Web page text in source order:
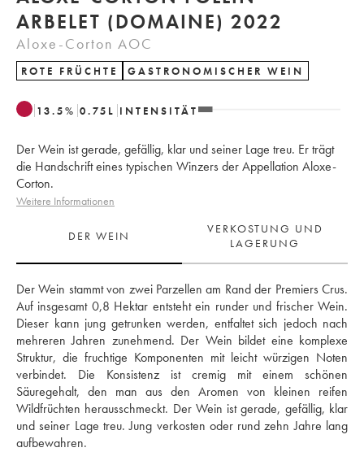
ARBELET (DOMAINE) 2022
Aloxe-Corton AOC
ROTE FRÜCHTE GASTRONOMISCHER WEIN
13.5% 0.75 L INTENSITÄT
Der Wein ist gerade, gefällig, klar und seiner Lage treu. Er trägt
die Handschrift eines typischen Winzers der Appellation Aloxe-
Corton.
Weitere Informationen
DER WEIN
VERKOSTUNG UND
LAGERUNG
Der Wein stammt von zwei Parzellen am Rand der Premiers Crus.
Auf insgesamt 0,8 Hektar entsteht ein runder und frischer Wein.
Dieser kann jung getrunken werden, entfaltet sich jedoch nach
mehreren Jahren zunehmend. Der Wein bildet eine komplexe
Struktur, die fruchtige Komponenten mit leicht würzigen Noten
verbindet. Die Konsistenz ist cremig mit einem schönen
Säuregehalt, den man aus den Aromen von kleinen reifen
Wildfrüchten herausschmeckt. Der Wein ist gerade, gefällig, klar
und seiner Lage treu. Jung verkosten oder rund zehn Jahre lang
aufbewahren.